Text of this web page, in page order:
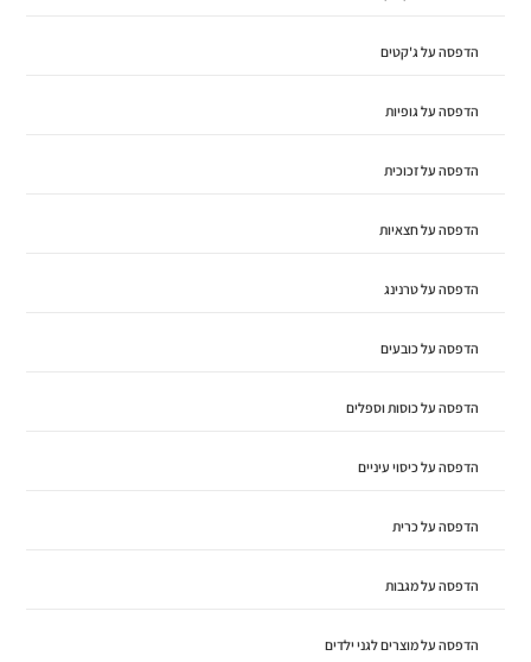
הדפסה על ג'קטים
הדפסה על גופיות
הדפסה על זכוכית
הדפסה על חצאיות
הדפסה על טרנינג
הדפסה על כובעים
הדפסה על כוסות וספלים
הדפסה על כיסוי עיניים
הדפסה על כרית
הדפסה על מגבות
הדפסה על מוצרים לגני ילדים